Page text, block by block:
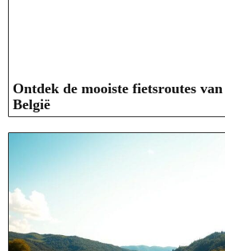
Ontdek de mooiste fietsroutes
België